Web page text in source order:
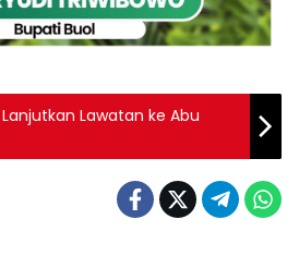
Lawatan ke Abu